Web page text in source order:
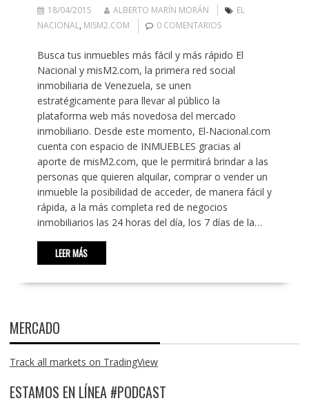
18/04/2015 ALBERTO MARÍN MORÁN
EL
NACIONAL, MISM2.COM 0 COMENTARIOS
Busca tus inmuebles más fácil y más rápido El
Nacional y misM2.com, la primera red social
inmobiliaria de Venezuela, se unen
estratégicamente para llevar al público la
plataforma web más novedosa del mercado
inmobiliario. Desde este momento, El-Nacional.com
cuenta con espacio de INMUEBLES gracias al
aporte de misM2.com, que le permitirá brindar a las
personas que quieren alquilar, comprar o vender un
inmueble la posibilidad de acceder, de manera fácil y
rápida, a la más completa red de negocios
inmobiliarios las 24 horas del día, los 7 días de la…
LEER MÁS
MERCADO
Track all markets on TradingView
ESTAMOS EN LÍNEA #PODCAST